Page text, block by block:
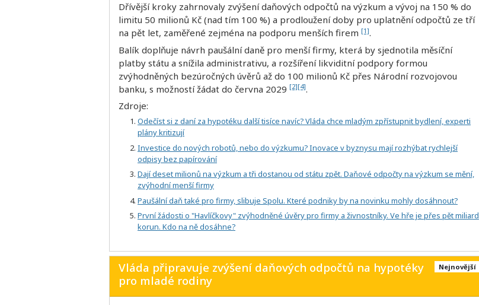
Dřívější kroky zahrnovaly zvýšení daňových odpočtů na výzkum a vývoj na 150 % do
limitu 50 milionů Kč (nad tím 100 %) a prodloužení doby pro uplatnění odpočtů ze tří
na pět let, zaměřené zejména na podporu menších firem [1].
Balík doplňuje návrh paušální daně pro menší firmy, která by sjednotila měsíční
platby státu a snížila administrativu, a rozšíření likviditní podpory formou
zvýhodněných bezúročných úvěrů až do 100 milionů Kč přes Národní rozvojovou
banku, s možností žádat do června 2029 [2][4].
Zdroje:
Odečíst si z daní za hypotéku další tisíce navíc? Vláda chce mladým zpřístupnit bydlení, experti
plány kritizují
Investice do nových robotů, nebo do výzkumu? Inovace v byznysu mají rozhýbat rychlejší
odpisy bez papírování
Dají deset milionů na výzkum a tři dostanou od státu zpět. Daňové odpočty na výzkum se mění,
zvýhodní menší firmy
Paušální daň také pro firmy, slibuje Spolu. Které podniky by na novinku mohly dosáhnout?
První žádosti o "Havlíčkovy" zvýhodněné úvěry pro firmy a živnostníky. Ve hře je přes pět miliard
korun. Kdo na ně dosáhne?
Nejnovější
Vláda připravuje zvýšení daňových odpočtů na hypotéky
pro mladé rodiny